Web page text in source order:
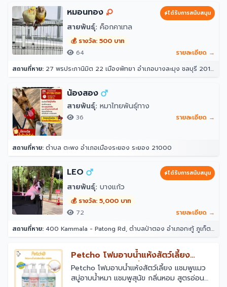
หมอนทอง ได้รับการสนับสนุน
สายพันธุ์: ค็อกคาเทล
💰 รางวัล: 500 บาท
64
รายละเอียด →
สถานที่หาย: 27 พรประภานิมิต 22 เมืองพัทยา อำเภอบางละมุง ชลบุรี 20150
น้องสอง
สายพันธุ์: หมาไทยพันธุ์ทาง
36 รายละเอียด →
สถานที่หาย: ตำบล ตะพง อำเภอเมืองระยอง ระยอง 21000
LEO ได้รับการสนับสนุน
สายพันธุ์: บางแก้ว
💰 รางวัล: 5,000 บาท
72
รายละเอียด →
สถานที่หาย: 400 Kammala - Patong Rd, ตำบลป่าตอง อำเภอกะทู้ ภูเก็ต 83150 โรงแรมอินโดจีนรีสอร์ท - ตาลิมารีสอร์ท
￼Petcho โฟมอาบน้ำแห้งสัตว์เลี้ยง
แชมพูแมว สบู่อาบน้ําหมา แชมพูสุนัข
กลิ่นหอม สูตรอ่อนโยน สะอาด ดับกลิ่น
￼Petcho โฟมอาบน้ำแห้งสัตว์เลี้ยง แชมพูแมว
สบู่อาบน้ําหมา แชมพูสุนัข กลิ่นหอม สูตรอ่อน